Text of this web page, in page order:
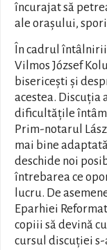
încurajat să
ale orașului,
În cadrul
Vilmos József
bisericești și
acestea. Discuția
dificultățile
Prim-notarul
mai bine
deschide noi
întrebarea ce
lucru. De
Eparhiei
copiii să devină
cursul discuției